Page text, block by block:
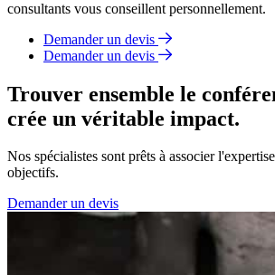
consultants vous conseillent personnellement.
Demander un devis
Demander un devis
Trouver ensemble le
crée un véritable impact.
Nos spécialistes sont prêts à associer
objectifs.
Demander un devis